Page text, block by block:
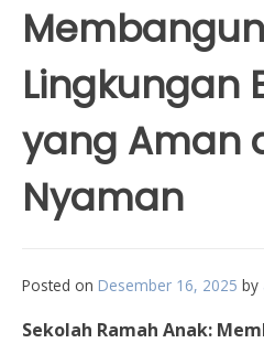
Membangun
Lingkungan
yang Aman
Nyaman
Posted on Desember 16, 2025 by
Sekolah Ramah Anak: